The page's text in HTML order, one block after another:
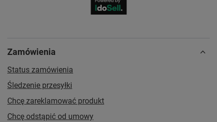
Zamówienia
Status zamówienia
Śledzenie przesyłki
Chcę zareklamować produkt
Chcę odstąpić od umowy